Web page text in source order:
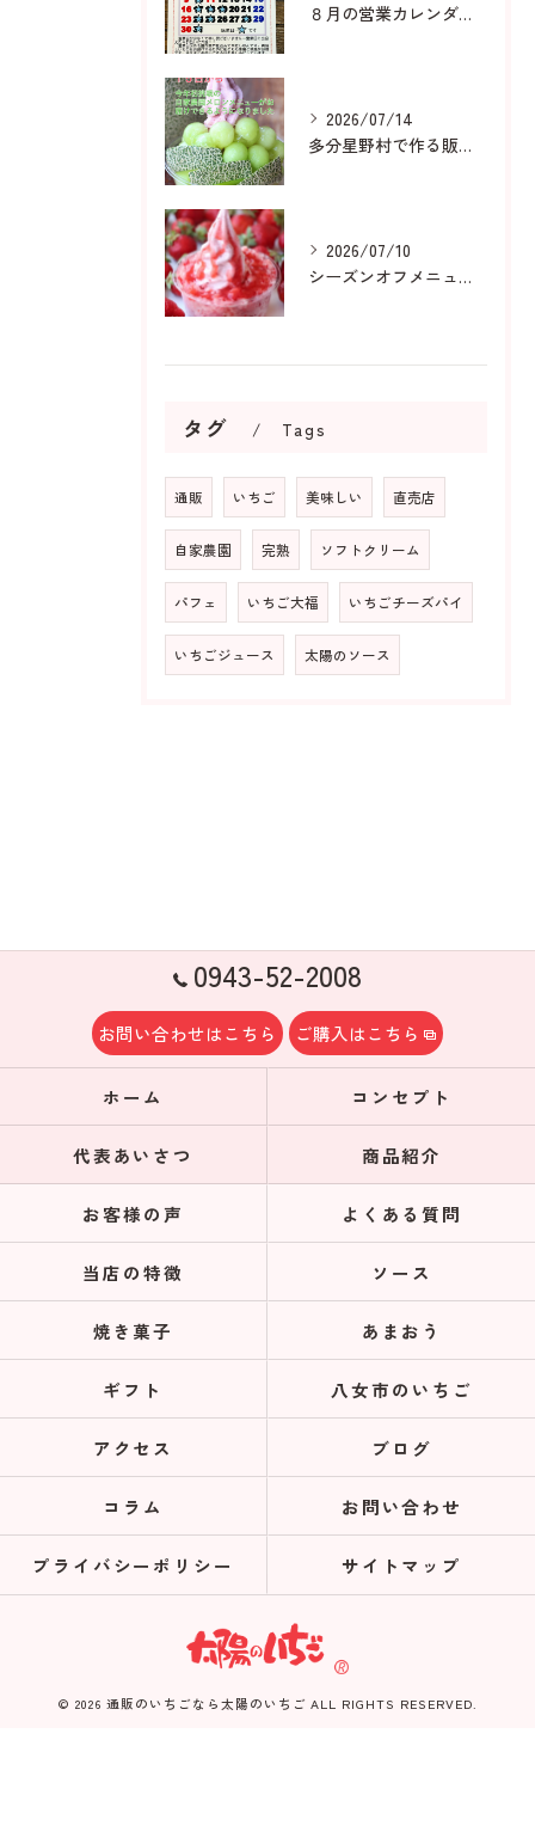
８月の営業カレンダーです
2026/07/14
多分星野村で作る販売用メロンは
2026/07/10
シーズンオフメニューも人気です
タグ Tags
通販 いちご 美味しい 直売店
自家農園 完熟 ソフトクリーム
パフェ いちご大福 いちごチーズパイ
いちごジュース 太陽のソース
0943-52-2008
お問い合わせはこちら ご購入はこちら
ホーム コンセプト
代表あいさつ 商品紹介
お客様の声 よくある質問
当店の特徴 ソース
焼き菓子 あまおう
ギフト 八女市のいちご
アクセス ブログ
コラム お問い合わせ
プライバシーポリシー サイトマップ
© 2026 通販のいちごなら太陽のいちご ALL RIGHTS RESERVED.